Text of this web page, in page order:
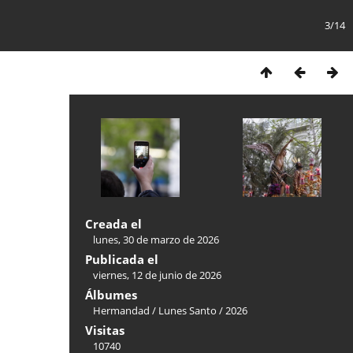
3/14
Creada el
lunes, 30 de marzo de 2026
Publicada el
viernes, 12 de junio de 2026
Álbumes
Hermandad / Lunes Santo /2026
Visitas
10740